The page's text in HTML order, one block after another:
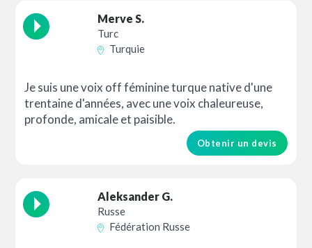
Merve S.
Turc
Turquie
Je suis une voix off féminine turque native d'une
trentaine d'années, avec une voix chaleureuse,
profonde, amicale et paisible.
Obtenir un devis
Aleksander G.
Russe
Fédération Russe